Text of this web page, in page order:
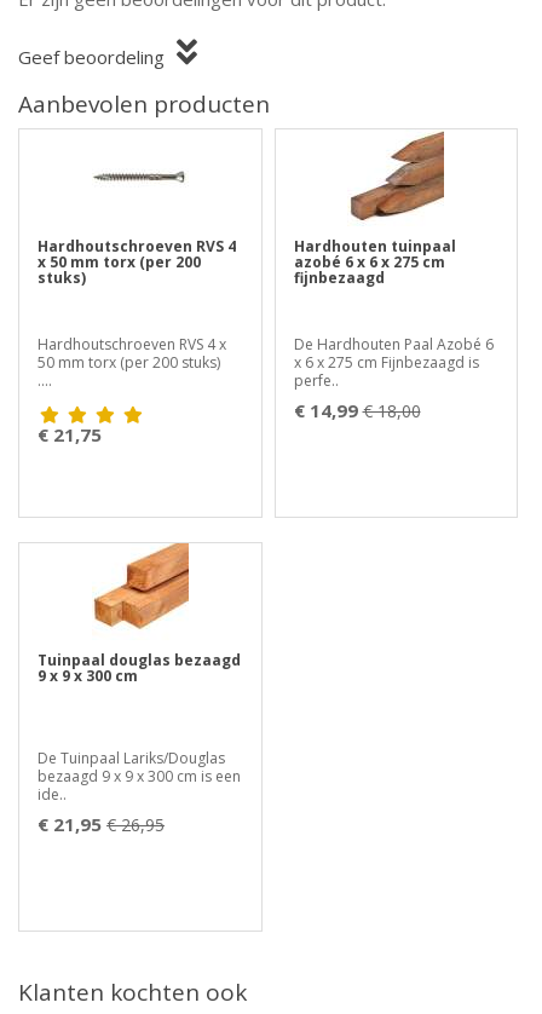
Geef beoordeling
Aanbevolen producten
Hardhoutschroeven RVS 4
x 50 mm torx (per 200
stuks)
Hardhoutschroeven RVS 4 x
50 mm torx (per 200 stuks)
....
€ 21,75
Hardhouten tuinpaal
azobé 6 x 6 x 275 cm
fijnbezaagd
De Hardhouten Paal Azobé 6
x 6 x 275 cm Fijnbezaagd is
perfe..
€ 14,99 € 18,00
Tuinpaal douglas bezaagd
9 x 9 x 300 cm
De Tuinpaal Lariks/Douglas
bezaagd 9 x 9 x 300 cm is een
ide..
€ 21,95 € 26,95
Klanten kochten ook